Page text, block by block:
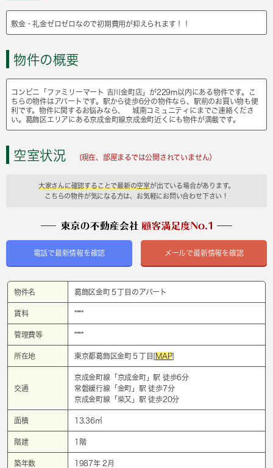
敷金・礼金ゼロゼロなので初期費用が抑えられます！！
物件の概要
コンビニ「ファミリーマート 吉川金町店」が229m以内にある物件です。こ
ちらの物件はアパートです。駅から徒歩6分の物件なら、駅前のお買い物も便
利です。物件に関するお悩みなら、 城南コミュニティにまでご連絡くださ
い。葛飾区エリアにある京成金町線京成金町近くにも物件が満載です。
空室状況 (現在、部屋まるでは公開されていません）
大家さんに確認することで最新の空室が出ている場合があります。
こちらの物件が気になる方は、お気軽にお問い合わせ下さい！
電話で最新情報を確認 メールで最新情報を確認
物件名 葛飾区金町５丁目のアパート
賃料 ****
管理費等 ****
所在地 東京都葛飾区金町５丁目[MAP]
交通
京成金町線「 京成金町」駅 徒歩6分
常磐緩行線「 金町 」駅 徒歩7分
京成金町線「 柴又 」駅 徒歩20分
面積 13.36㎡
階建 1階
築年数 1987年 2月